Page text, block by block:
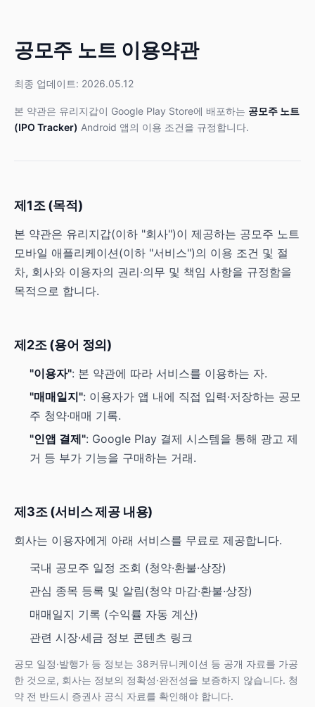
공모주 노트 이용약관
최종 업데이트: 2026.05.12
본 약관은 유리지갑이 Google Play Store에 배포하는 공모주 노트
(IPO Tracker) Android 앱의 이용 조건을 규정합니다.
제1조 (목적)
본 약관은 유리지갑(이하 "회사")이 제공하는 공모주 노트
모바일 애플리케이션(이하 "서비스")의 이용 조건 및 절
차, 회사와 이용자의 권리·의무 및 책임 사항을 규정함을
목적으로 합니다.
제2조 (용어 정의)
"이용자": 본 약관에 따라 서비스를 이용하는 자.
"매매일지": 이용자가 앱 내에 직접 입력·저장하는 공모
주 청약·매매 기록.
"인앱 결제": Google Play 결제 시스템을 통해 광고 제
거 등 부가 기능을 구매하는 거래.
제3조 (서비스 제공 내용)
회사는 이용자에게 아래 서비스를 무료로 제공합니다.
국내 공모주 일정 조회 (청약·환불·상장)
관심 종목 등록 및 알림(청약 마감·환불·상장)
매매일지 기록 (수익률 자동 계산)
관련 시장·세금 정보 콘텐츠 링크
공모 일정·발행가 등 정보는 38커뮤니케이션 등 공개 자료를 가공
한 것으로, 회사는 정보의 정확성·완전성을 보증하지 않습니다. 청
약 전 반드시 증권사 공식 자료를 확인해야 합니다.